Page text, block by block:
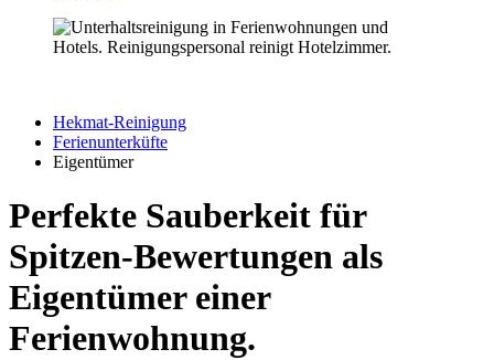
Hekmat-Reinigung
Ferienunterküfte
Eigentümer
Perfekte Sauberkeit für
Spitzen-Bewertungen als
Eigentümer einer
Ferienwohnung.